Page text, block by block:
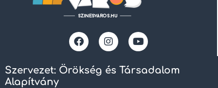
Szervezet: Örökség és Társadalom
Alapítvány